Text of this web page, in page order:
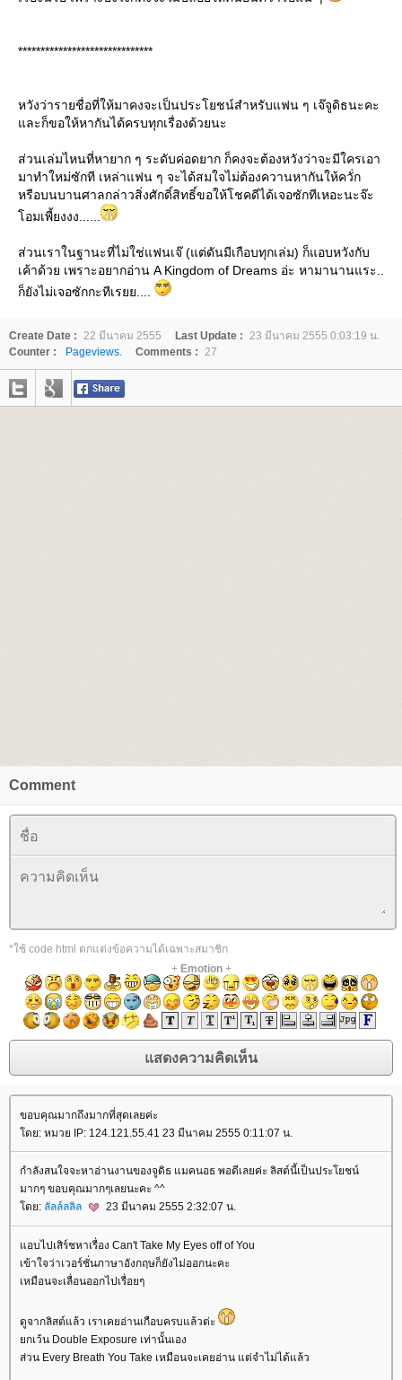
******************************
หวังว่ารายชื่อที่ให้มาคงจะเป็นประโยชน์สำหรับแฟน ๆ เจ๊จูดิธนะคะ
ละก็ขอให้หากันได้ครบทุกเรื่องด้วยนะ
ส่วนเล่มไหนที่หายาก ๆ ระดับค่อดยาก ก็คงจะต้องหวังว่าจะมีใครเอา
มาทำใหม่ซักที เหล่าแฟน ๆ จะได้สมใจไม่ต้องควานหากันให้ควั่ก
หรือบนบานศาลกล่าวสิ่งศักดิ์สิทธิ์ขอให้โชคดีได้เจอซักทีเหอะนะจ๊ะ
อมเพี้ยงงง......
ส่วนเราในฐานะที่ไม่ใช่แฟนเจ๊ (แต่ดันมีเกือบทุกเล่ม) ก็แอบหวังกับ
เค้าด้วย เพราะอยากอ่าน A Kingdom of Dreams อ่ะ หามานานแระ..
ก็ยังไม่เจอซักกะทีเรยย....
Create Date : 22 มีนาคม 2555 Last Update : 23 มีนาคม 2555 0:03:19 น.
Counter :
Pageviews. Comments : 27
Comment
*ใช้ code html ตกแต่งข้อความได้เฉพาะสมาชิก
+ Emotion+
ขอบคุณมากถึงมากที่สุดเลยค่ะ
ดย: หมวย IP: 124.121.55.41 23 มีนาคม 2555 0:11:07 น.
กำลังสนใจจะหาอ่านงานของจูดิธ แมคนอธ พอดีเลยค่ะ ลิสต์นี้เป็นประโยชน์
มากๆ ขอบคุณมากๆเลยนะคะ ^^
ดย: ลัลล์ลลิล 23 มีนาคม 2555 2:32:07 น.
อบไปเสิร์ชหาเรื่อง Can't Take My Eyes off of You
เข้าใจว่าเวอร์ชั่นภาษาอังกฤษก็ยังไม่ออกนะคะ
เหมือนจะเลื่อนออกไปเรื่อยๆ
ดูจากลิสต์แล้ว เราเคยอ่านเกือบครบแล้วต่ะ
กเว้น Double Exposure เท่านั้นเอง
ส่วน Every Breath You Take เหมือนจะเคยอ่าน แต่จำไม่ได้แล้ว